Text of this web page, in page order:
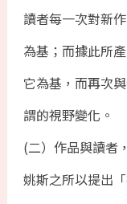
讀者每一次對新
為基；而據此所
它為基，而再次
謂的視野變化。
(二）作品與讀者
姚斯之所以提出